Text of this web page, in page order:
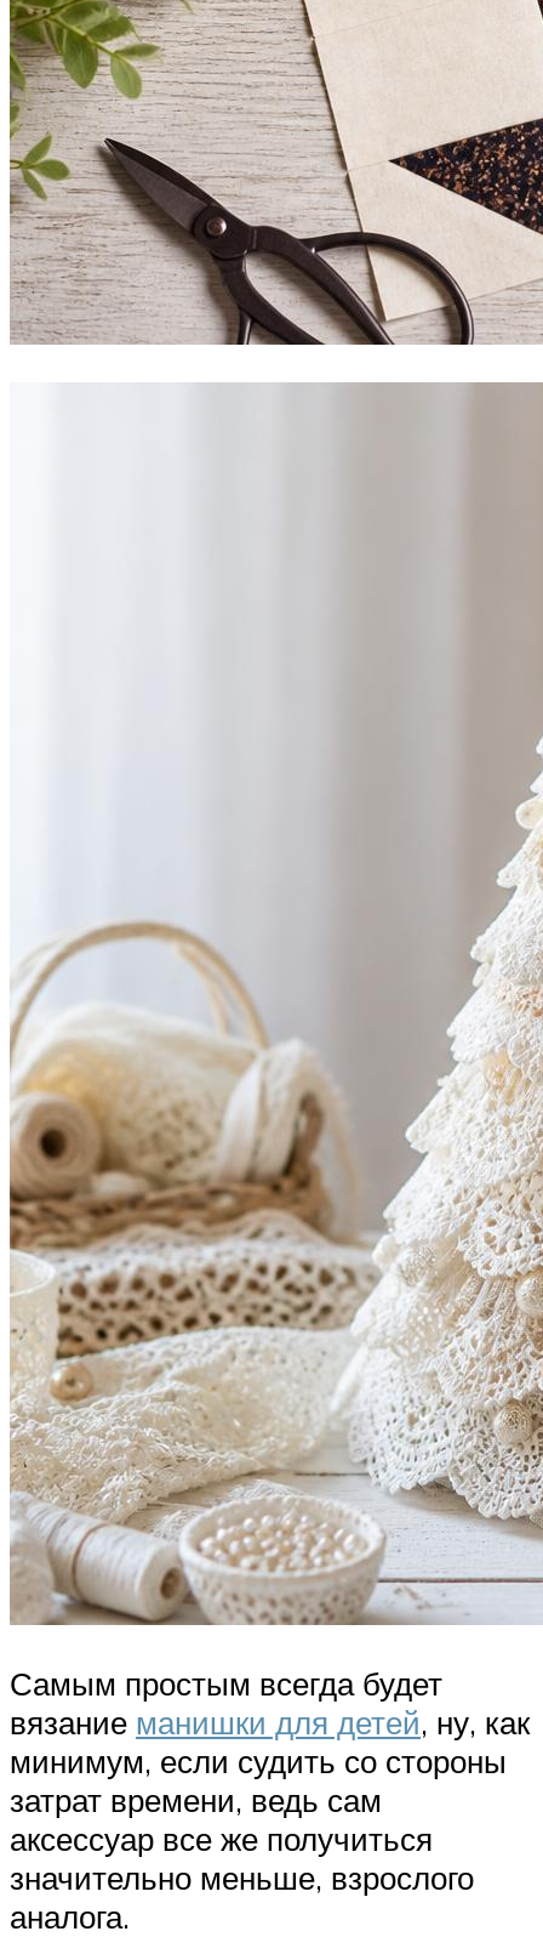
Самым простым всегда будет
вязание манишки для детей, ну, как
минимум, если судить со стороны
затрат времени, ведь сам
аксессуар все же получиться
значительно меньше, взрослого
аналога.